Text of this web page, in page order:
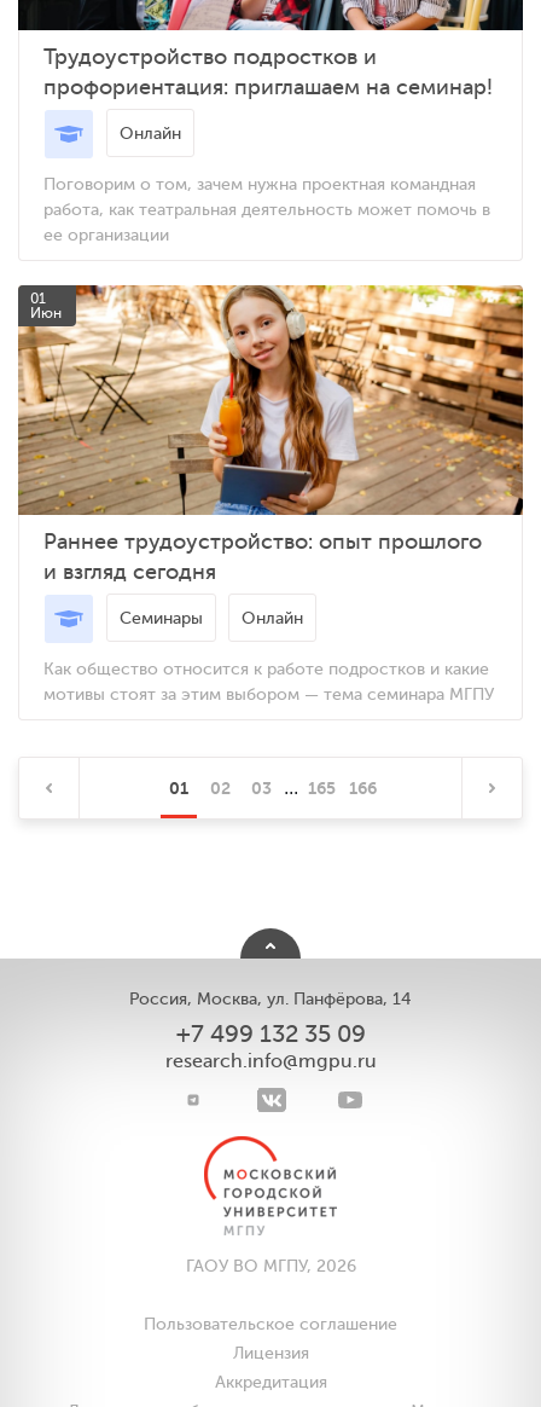
Трудоустройство подростков и
профориентация: приглашаем на семинар!
Онлайн
Поговорим о том, зачем нужна проектная командная
работа, как театральная деятельность может помочь в
ее организации
01
Июн
Раннее трудоустройство: опыт прошлого
и взгляд сегодня
Семинары Онлайн
Как общество относится к работе подростков и какие
мотивы стоят за этим выбором — тема семинара МГПУ
01 02 03 ... 165 166
Россия, Москва, ул. Панфёрова, 14
+7 499 132 35 09
research.info@mgpu.ru
ГАОУ ВО МГПУ, 2026
Пользовательское соглашение
Лицензия
Аккредитация